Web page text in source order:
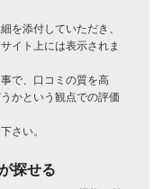
を添付していただき、
イト上には表示されま
で、口コミの質を高
かという観点での評価
さい。
探せる